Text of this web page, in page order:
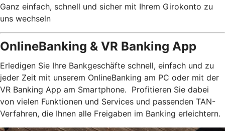
Ganz einfach, schnell und sicher mit Ihrem Girokonto zu
uns wechseln
OnlineBanking & VR Banking App
Erledigen Sie Ihre Bankgeschäfte schnell, einfach und zu
jeder Zeit mit unserem OnlineBanking am PC oder mit der
VR Banking App am Smartphone. Profitieren Sie dabei
von vielen Funktionen und Services und passenden TAN-
Verfahren, die Ihnen alle Freigaben im Banking erleichtern.